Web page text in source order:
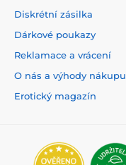
Diskrétní zásilka
Dárkové poukazy
Reklamace a vrácení
O nás a výhody nákupu
Erotický magazín